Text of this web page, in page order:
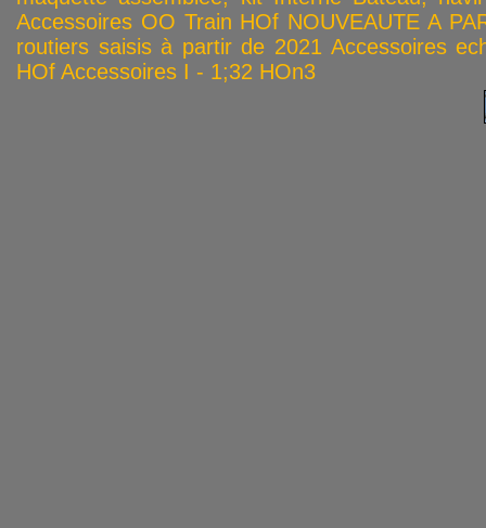
Accessoires OO Train HOf NOUVEAUTE A
routiers saisis à partir de 2021 Accessoires
HOf Accessoires I - 1;32 HOn3